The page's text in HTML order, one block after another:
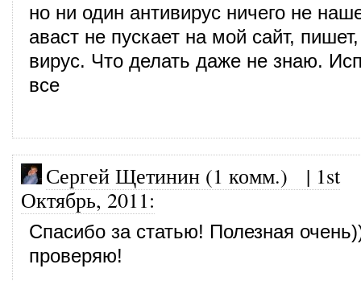
но ни один антивирус ничего не
аваст не пускает на мой сайт,
вирус. Что делать даже не знаю.
все
Сергей Щетинин (1 комм.) | 1st
Октябрь, 2011:
Спасибо за статью! Полезная
проверяю!